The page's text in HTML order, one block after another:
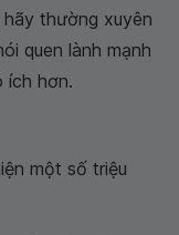
thường xuyên
quen lành mạnh
ích hơn.
một số triệu